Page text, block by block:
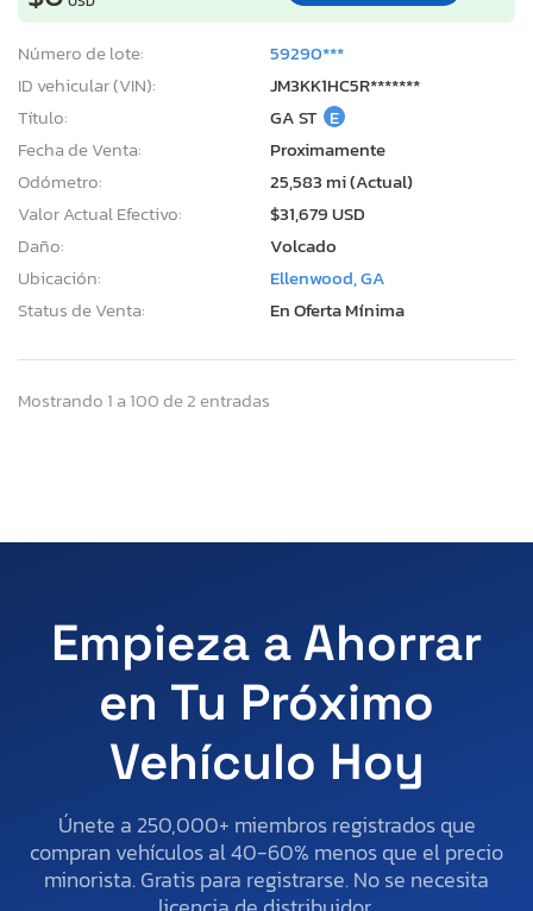
Número de lote:
59290***
ID vehicular (VIN):
JM3KK1HC5R*******
Título:
GA ST E
Fecha de Venta:
Proximamente
Odómetro:
25,583 mi (Actual)
Valor Actual Efectivo:
$31,679 USD
Daño:
Volcado
Ubicación:
Ellenwood, GA
Status de Venta:
En Oferta Mínima
Mostrando 1 a 100 de 2 entradas
Empieza a Ahorrar
en Tu Próximo
Vehículo Hoy
Únete a 250,000+ miembros registrados que
compran vehículos al 40-60% menos que el precio
minorista. Gratis para registrarse. No se necesita